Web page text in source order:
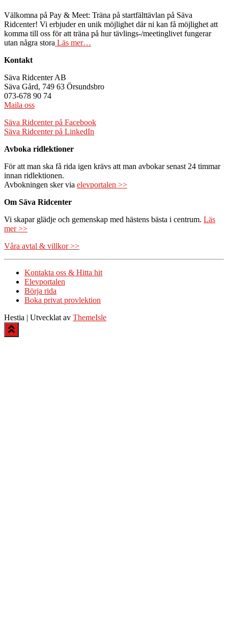
Välkomna på Pay & Meet: Träna på startfälttävlan på Säva
Ridcenter! Vi erbjuder en unik möjlighet där ni kan få möjlighet att
komma till oss för att träna på hur tävlings-/meetinglivet fungerar
utan några stora Läs mer…
Kontakt
Säva Ridcenter AB
Säva Gård, 749 63 Örsundsbro
073-678 90 74
Maila oss
Säva Ridcenter på Facebook
Säva Ridcenter på LinkedIn
Avboka ridlektioner
För att man ska få rida igen krävs att man avbokar senast 24 timmar
innan ridlektionen.
Avbokningen sker via elevportalen >>
Om Säva Ridcenter
Vi skapar glädje och gemenskap med hästens bästa i centrum. Läs
mer >>
Våra avtal & villkor >>
Kontakta oss & Hitta hit
Elevportalen
Börja rida
Boka privat provlektion
Hestia | Utvecklat av ThemeIsle